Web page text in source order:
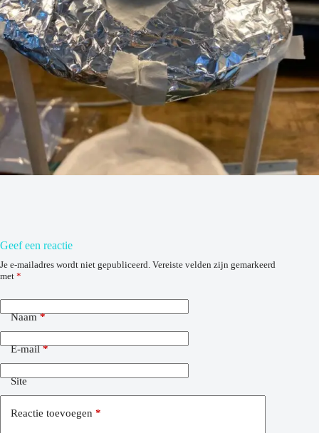
Geef een reactie
Je e-mailadres wordt niet gepubliceerd. Vereiste velden zijn gemarkeerd
met *
Naam*
E-mail*
Site
Reactie toevoegen *